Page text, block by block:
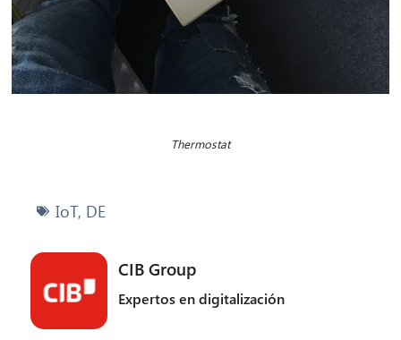
Thermostat
IoT, DE
CIB Group
Expertos en digitalización